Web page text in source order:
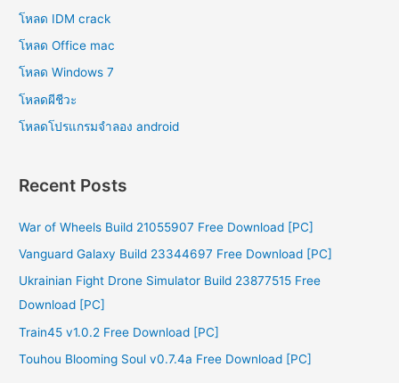
โหลด IDM crack
โหลด Office mac
โหลด Windows 7
โหลดผีชีวะ
โหลดโปรแกรมจําลอง android
Recent Posts
War of Wheels Build 21055907 Free Download [PC]
Vanguard Galaxy Build 23344697 Free Download [PC]
Ukrainian Fight Drone Simulator Build 23877515 Free
Download [PC]
Train45 v1.0.2 Free Download [PC]
Touhou Blooming Soul v0.7.4a Free Download [PC]